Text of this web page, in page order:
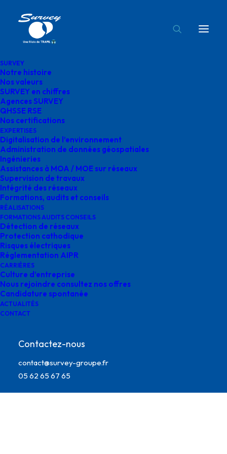
SURVEY
Notre histoire
Nos valeurs
SURVEY en chiffres
Agences SURVEY
QHSSE RSE
Nos certifications
EXPERTISES
Digitalisation de l’environnement
Administration de données géospatiales
Ingénieries
Assistances à MOA / MOE sur réseaux
Supervision de travaux
Intégrité des réseaux
Formations, audits et conseils
RÉALISATIONS
FORMATIONS AUDITS CONSEILS
Détection de réseaux
Protection cathodique
Risques électriques
Réglementation AIPR
CARRIÈRES
Culture d’entreprise
Nous rejoindre consultez nos offres
Candidature spontanée
ACTUALITÉS
CONTACT
Contactez-nous
contact@survey-groupe.fr
05 62 65 67 65
Accueil Contact
HAUCONCOURT
agences survey
HAUCONCOURT agences survey